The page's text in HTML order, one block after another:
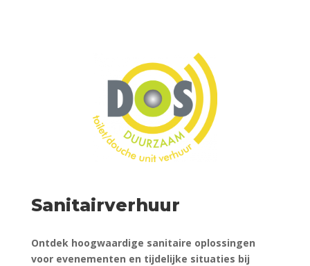
Sanitairverhuur
Ontdek hoogwaardige sanitaire oplossingen
voor evenementen en tijdelijke situaties bij